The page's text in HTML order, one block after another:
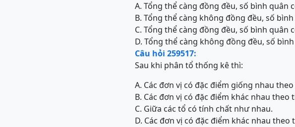
A. Tổng thể càng đồng đều, số bình quân
B. Tổng thể càng không đồng đều, số
C. Tổng thể càng đồng đều, số bình quân
D. Tổng thể càng không đồng đều, số
Câu hỏi 259517:
Sau khi phân tổ thống kê thì:
A. Các đơn vị có đặc điểm giống nhau
B. Các đơn vị có đặc điểm khác nhau
C. Giữa các tổ có tính chất như nhau.
D. Các đơn vị có đặc điểm khác nhau